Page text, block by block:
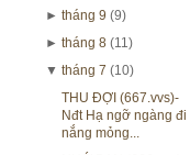
► tháng 9 (9)
► tháng 8 (11)
▼ tháng 7 (10)
THU ĐỢI (667.vvs)-
Nđt Hạ ngỡ ngàng đi
nắng mỏng...